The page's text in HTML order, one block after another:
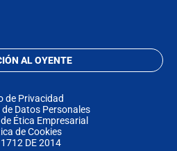
AL OYENTE
de Privacidad
Datos Personales
Ética Empresarial
de Cookies
1712 DE 2014